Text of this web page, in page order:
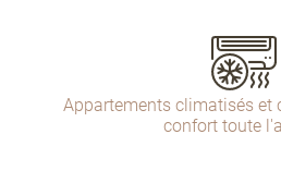
Appartements climatisés et
confort toute